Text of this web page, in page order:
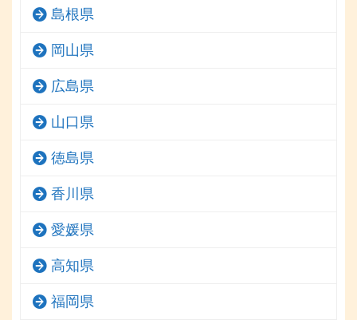
島根県
岡山県
広島県
山口県
徳島県
香川県
愛媛県
高知県
福岡県